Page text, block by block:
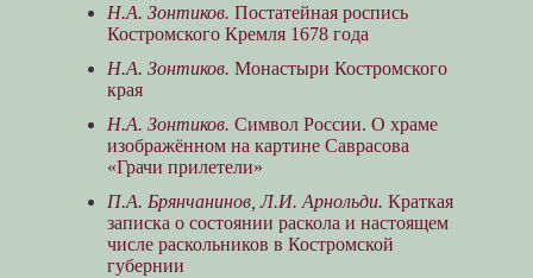
Н.А. Зонтиков. Постатейная роспись
Костромского Кремля 1678 года
Н.А. Зонтиков. Монастыри Костромского
края
Н.А. Зонтиков. Символ России. О храме
изображённом на картине Саврасова
«Грачи прилетели»
П.А. Брянчанинов, Л.И. Арнольди. Краткая
записка о состоянии раскола и настоящем
числе раскольников в Костромской
губернии